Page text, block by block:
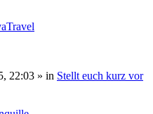
22:03 » in Stellt euch kurz vor